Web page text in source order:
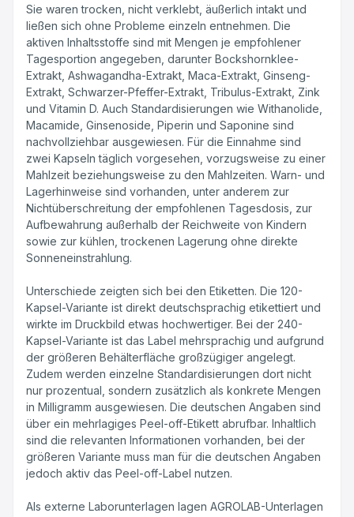
Sie waren trocken, nicht verklebt, äußerlich intakt und
ließen sich ohne Probleme einzeln entnehmen. Die
aktiven Inhaltsstoffe sind mit Mengen je empfohlener
Tagesportion angegeben, darunter Bockshornklee-
Extrakt, Ashwagandha-Extrakt, Maca-Extrakt, Ginseng-
Extrakt, Schwarzer-Pfeffer-Extrakt, Tribulus-Extrakt, Zink
und Vitamin D. Auch Standardisierungen wie Withanolide,
Macamide, Ginsenoside, Piperin und Saponine sind
nachvollziehbar ausgewiesen. Für die Einnahme sind
zwei Kapseln täglich vorgesehen, vorzugsweise zu einer
Mahlzeit beziehungsweise zu den Mahlzeiten. Warn- und
Lagerhinweise sind vorhanden, unter anderem zur
Nichtüberschreitung der empfohlenen Tagesdosis, zur
Aufbewahrung außerhalb der Reichweite von Kindern
sowie zur kühlen, trockenen Lagerung ohne direkte
Sonneneinstrahlung.
Unterschiede zeigten sich bei den Etiketten. Die 120-
Kapsel-Variante ist direkt deutschsprachig etikettiert und
wirkte im Druckbild etwas hochwertiger. Bei der 240-
Kapsel-Variante ist das Label mehrsprachig und aufgrund
der größeren Behälterfläche großzügiger angelegt.
Zudem werden einzelne Standardisierungen dort nicht
nur prozentual, sondern zusätzlich als konkrete Mengen
in Milligramm ausgewiesen. Die deutschen Angaben sind
über ein mehrlagiges Peel-off-Etikett abrufbar. Inhaltlich
sind die relevanten Informationen vorhanden, bei der
größeren Variante muss man für die deutschen Angaben
jedoch aktiv das Peel-off-Label nutzen.
Als externe Laborunterlagen lagen AGROLAB-Unterlagen